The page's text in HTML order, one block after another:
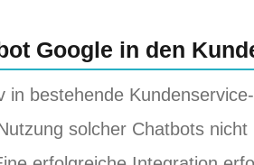
Google in den
bestehende
solcher Chatbots